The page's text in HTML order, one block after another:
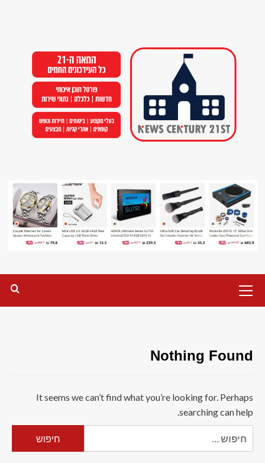
Menu
Nothing Found
It seems we can’t find what you’re looking for. Perhaps
searching can help.